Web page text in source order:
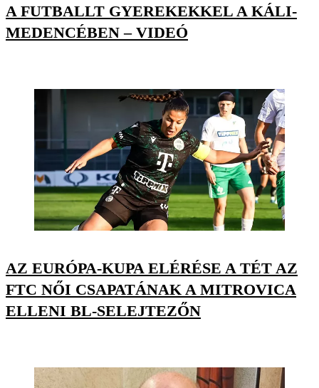
A FUTBALLT GYEREKEKKEL A KÁLI-
MEDENCÉBEN – VIDEÓ
AZ EURÓPA-KUPA ELÉRÉSE A TÉT AZ
FTC NŐI CSAPATÁNAK A MITROVICA
ELLENI BL-SELEJTEZŐN